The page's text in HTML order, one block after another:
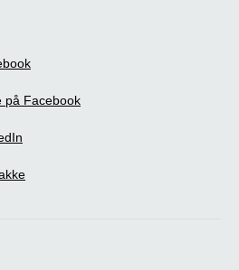
på Facebook